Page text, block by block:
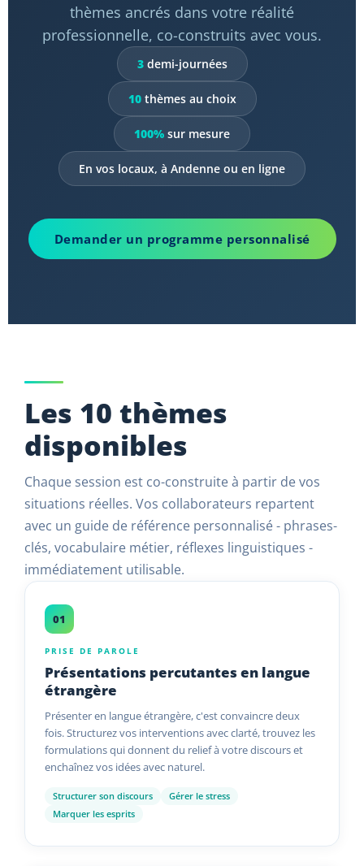
thèmes ancrés dans votre réalité
professionnelle, co-construits avec vous.
3demi-journées
10thèmes au choix
100% sur mesure
En vos locaux, à Andenne ou en ligne
Demander un programme personnalisé
Les 10 thèmes
disponibles
Chaque session est co-construite à partir de vos
situations réelles. Vos collaborateurs repartent
avec un guide de référence personnalisé - phrases-
clés, vocabulaire métier, réflexes linguistiques -
immédiatement utilisable.
01
PRISE DE PAROLE
Présentations percutantes en langue
étrangère
Présenter en langue étrangère, c'est convaincre deux
fois. Structurez vos interventions avec clarté, trouvez les
formulations qui donnent du relief à votre discours et
enchaînez vos idées avec naturel.
Structurer son discours
Gérer le stress
Marquer les esprits